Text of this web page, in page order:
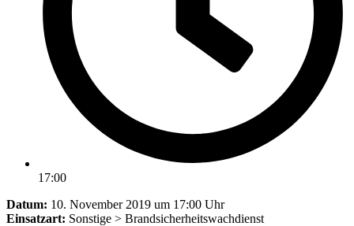
17:00
Datum: 10. November 2019 um 17:00 Uhr
Einsatzart: Sonstige > Brandsicherheitswachdienst